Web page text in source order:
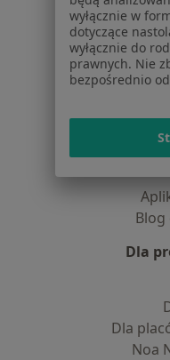
Dla
Dla
Noa
wyłącznie w
dotyczące
wyłącznie do
prawnych. Nie
bezpośrednio